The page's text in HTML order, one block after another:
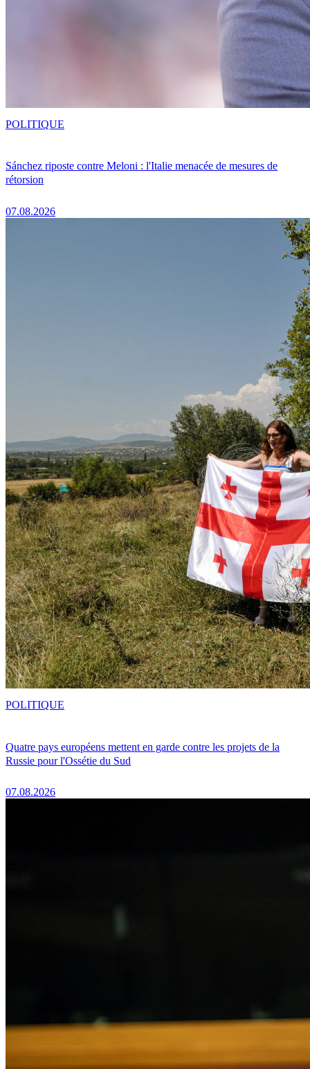
Sánchez riposte contre Meloni : l'Italie menacée de mesures de
rétorsion
07.08.2026
POLITIQUE
Quatre pays européens mettent en garde contre les projets de la
Russie pour l'Ossétie du Sud
07.08.2026
POLITIQUE